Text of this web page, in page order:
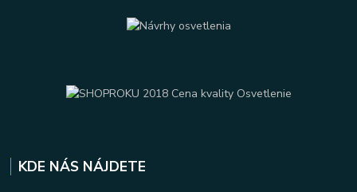
KDE NÁS NÁJDETE